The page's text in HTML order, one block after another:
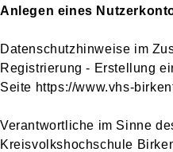
Anlegen eines
Datenschutzhinweise im
Registrierung - Erstellung
Seite https://www.vhs-
Verantwortliche im Sinne
Kreisvolkshochschule